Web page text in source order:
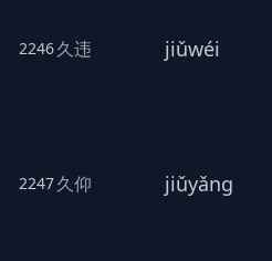
2246久违 jiǔwéi
2247久仰 jiǔyǎng